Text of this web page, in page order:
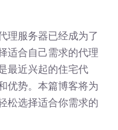
理服务器已经成为了
适合自己需求的代理
最近兴起的住宅代
优势。本篇博客将为
松选择适合你需求的